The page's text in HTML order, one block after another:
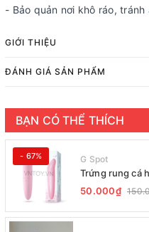
- Bảo quản nơi khô ráo,
GIỚI THIỆU
ĐÁNH GIÁ SẢN PHẨM
BẠN CÓ THỂ THÍCH
- 67% G Spot
Trứng rung cá
50.000₫